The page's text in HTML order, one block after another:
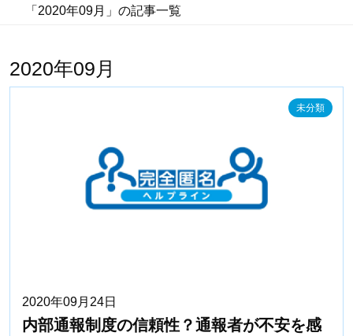
「2020年09月」の記事一覧
2020年09月
未分類
2020年09月24日
内部通報制度の信頼性？通報者が不安を感